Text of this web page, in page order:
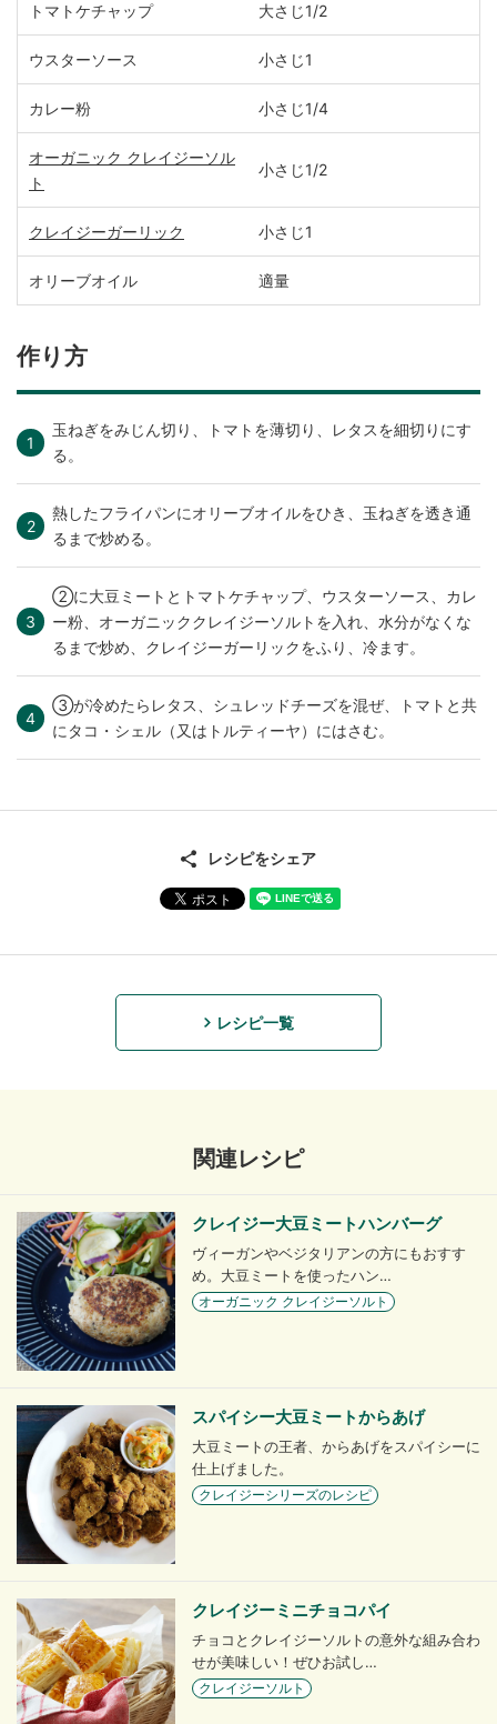
トマトケチャップ 大さじ1/2
ウスターソース 小さじ1
カレー粉 小さじ1/4
オーガニック クレイジーソル
ト
小さじ1/2
クレイジーガーリック 小さじ1
オリーブオイル 適量
作り方
玉ねぎをみじん切り、トマトを薄切り、レタスを細切りにす
る。
熱したフライパンにオリーブオイルをひき、玉ねぎを透き通
るまで炒める。
②に大豆ミートとトマトケチャップ、ウスターソース、カレ
ー粉、オーガニッククレイジーソルトを入れ、水分がなくな
るまで炒め、クレイジーガーリックをふり、冷ます。
③が冷めたらレタス、シュレッドチーズを混ぜ、トマトと共
にタコ・シェル（又はトルティーヤ）にはさむ。
レシピをシェア
レシピ一覧
関連レシピ
クレイジー大豆ミートハンバーグ
ヴィーガンやベジタリアンの方にもおすす
め。大豆ミートを使ったハン…
オーガニック クレイジーソルト
スパイシー大豆ミートからあげ
大豆ミートの王者、からあげをスパイシーに
仕上げました。
クレイジーシリーズのレシピ
クレイジーミニチョコパイ
チョコとクレイジーソルトの意外な組み合わ
せが美味しい！ぜひお試し…
クレイジーソルト